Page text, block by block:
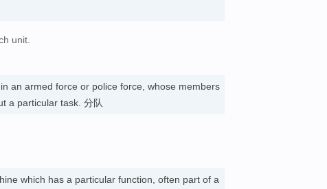
unit.
an armed force or police force, whose members
a particular task. 分队
which has a particular function, often part of a